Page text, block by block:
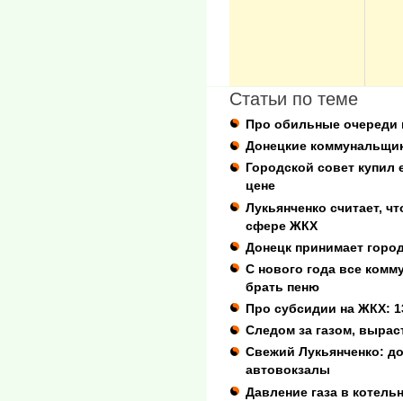
Статьи по теме
Про обильные очереди
Донецкие
Городской совет купил
цене
Лукьянченко считает,
сфере ЖКХ
Донецк принимает
С нового года все
брать пеню
Про субсидии на ЖКХ:
Следом за газом,
Свежий Лукьянченко:
автовокзалы
Давление газа в